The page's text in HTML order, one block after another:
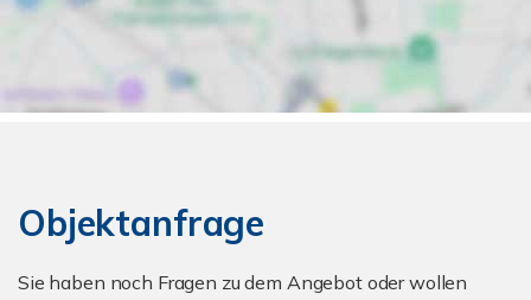
Objektanfrage
Sie haben noch Fragen zu dem Angebot oder wollen